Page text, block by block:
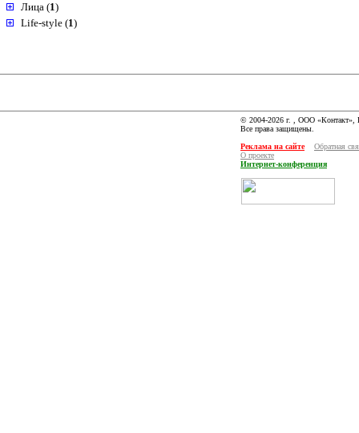
Лица (1)
Life-style (1)
© 2004-2026 г. , ООО «Контакт»,
Все права защищены.
Реклама на сайте
Обратная
О проекте
Интернет-конференция